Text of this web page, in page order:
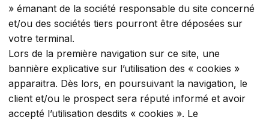
» émanant de la société responsable du site concerné
et/ou des sociétés tiers pourront être déposées sur
votre terminal.
Lors de la première navigation sur ce site, une
bannière explicative sur l’utilisation des « cookies »
apparaitra. Dès lors, en poursuivant la navigation, le
client et/ou le prospect sera réputé informé et avoir
accepté l’utilisation desdits « cookies ». Le